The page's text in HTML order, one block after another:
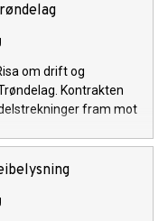
om drift og
Kontrakten
fram mot